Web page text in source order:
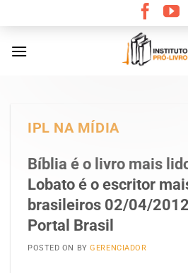
content
IPL NA MÍDIA
Bíblia é o livro mais
Lobato é o escritor
brasileiros 02/04/
Portal Brasil
POSTED ON BYGERENCIADOR